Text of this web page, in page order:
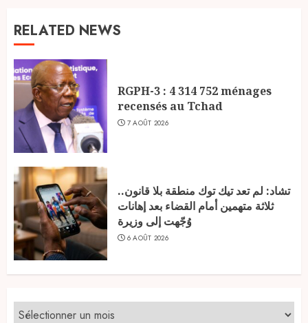
RELATED NEWS
RGPH-3 : 4 314 752 ménages
recensés au Tchad
7 AOÛT 2026
تشاد: لم تعد تيك توك منطقة بلا قانون..
ثلاثة متهمين أمام القضاء بعد إهانات
وُجّهت إلى وزيرة
6 AOÛT 2026